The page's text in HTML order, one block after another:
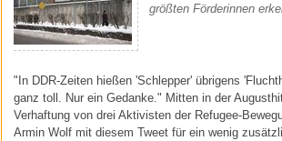
größten Förderinnen
"In DDR-Zeiten hießen 'Schlepper' übrigens
ganz toll. Nur ein Gedanke." Mitten in der
Verhaftung von drei Aktivisten der Refugee-
Armin Wolf mit diesem Tweet für ein wenig